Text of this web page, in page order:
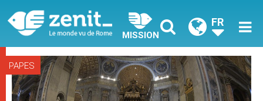
MISSION
FR
PAPES